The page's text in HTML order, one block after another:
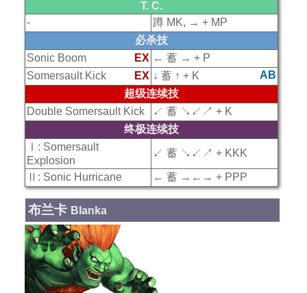
T. C.
-
蹲 MK, → + MP
必杀技
EX
Sonic Boom
← 蓄 → + P
EX
Somersault Kick AB
↓ 蓄 ↑ + K
超级连续技
Double Somersault Kick
↙ 蓄 ↘↙↗ + K
终极连续技
Ⅰ: Somersault
Explosion
↙ 蓄 ↘↙↗ + KKK
Ⅱ: Sonic Hurricane ← 蓄 →←→ + PPP
布兰卡 Blanka